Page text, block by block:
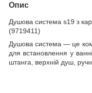
Опис
Душова система s19 з
(9719411)
Душова система — це
для встановлення у
штанга, верхній душ,